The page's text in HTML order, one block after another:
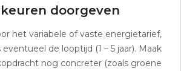
doorgeven
het variabele of vaste energietarief,
eventueel de looptijd (1 – 5 jaar). Maak
nog concreter (zoals groene